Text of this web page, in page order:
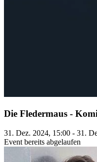
Die Fledermaus -
31. Dez. 2024, 15:00 - 31.
Event bereits abgelaufen